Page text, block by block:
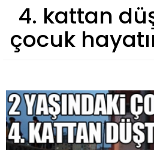
4. kattan
çocuk